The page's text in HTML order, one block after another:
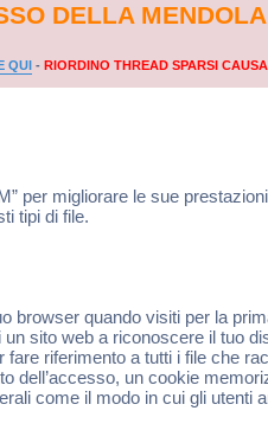
DELLA
QUI - RIORDINO THREAD SPARSI
per migliorare le sue
tipi di file.
quando visiti per la
sito web a riconoscere il tuo
riferimento a tutti i file che
un cookie
come il modo in cui gli utenti